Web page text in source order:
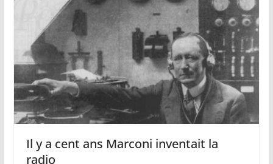
Il y a cent ans Marconi inventait la
radio